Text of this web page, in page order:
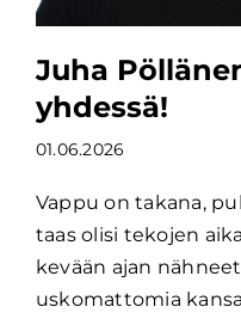
Juha
yhdessä!
01.06.2026
Vappu on takana,
taas olisi tekojen
kevään ajan
uskomattomia